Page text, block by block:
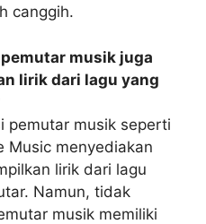
canggih.
musik juga
lirik dari lagu yang
pemutar musik seperti
Music menyediakan
lirik dari lagu
Namun, tidak
musik memiliki